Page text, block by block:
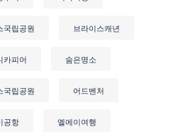
국립공원 브라이스캐년
카피어 숨은명소
국립공원 어드벤처
공항 엘에이여행